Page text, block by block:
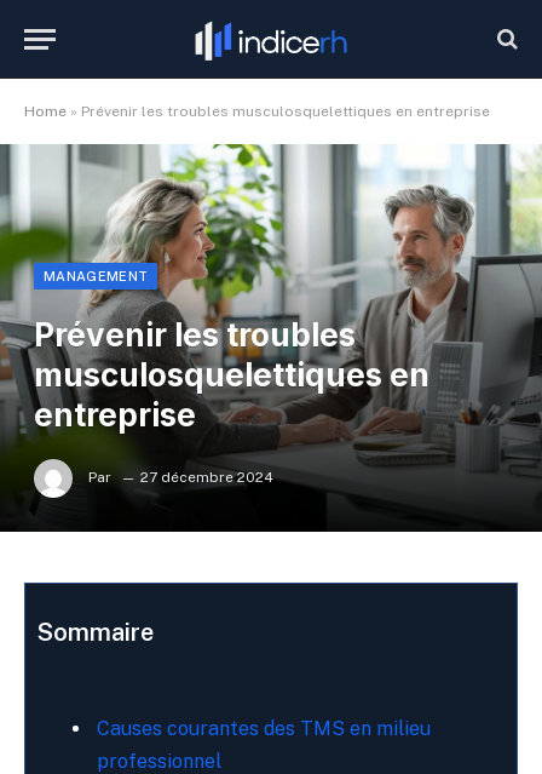
Home » Prévenir les troubles musculosquelettiques en entreprise
MANAGEMENT
Prévenir les troubles
musculosquelettiques en
entreprise
Par 27 décembre 2024
Sommaire
Causes courantes des TMS en milieu
professionnel